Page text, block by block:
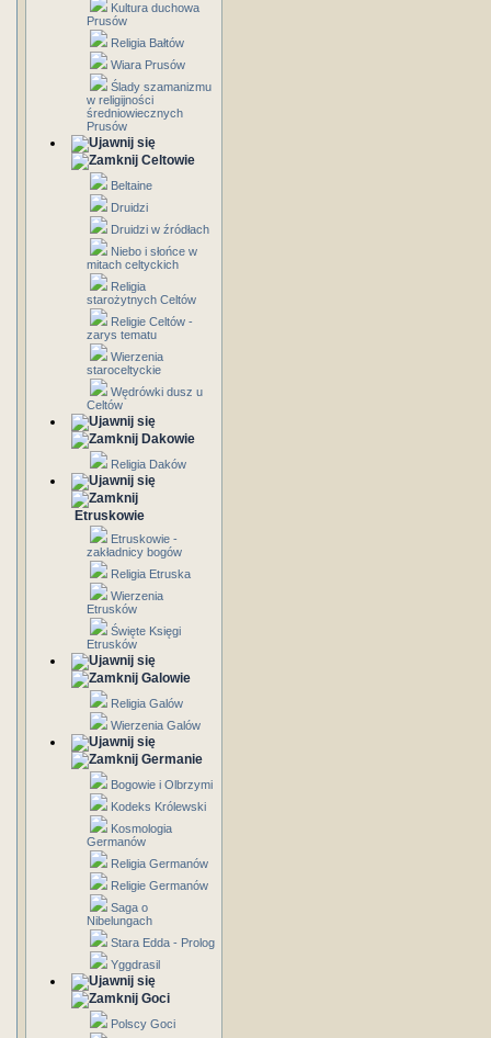
Kultura duchowa
Prusów
Religia Bałtów
Wiara Prusów
Ślady szamanizmu
w religijności
średniowiecznych
Prusów
Celtowie
Beltaine
Druidzi
Druidzi w źródłach
Niebo i słońce w
mitach celtyckich
Religia
starożytnych Celtów
Religie Celtów -
zarys tematu
Wierzenia
staroceltyckie
Wędrówki dusz u
Celtów
Dakowie
Religia Daków
Etruskowie
Etruskowie -
zakładnicy bogów
Religia Etruska
Wierzenia
Etrusków
Święte Księgi
Etrusków
Galowie
Religia Galów
Wierzenia Galów
Germanie
Bogowie i Olbrzymi
Kodeks Królewski
Kosmologia
Germanów
Religia Germanów
Religie Germanów
Saga o
Nibelungach
Stara Edda - Prolog
Yggdrasil
Goci
Polscy Goci